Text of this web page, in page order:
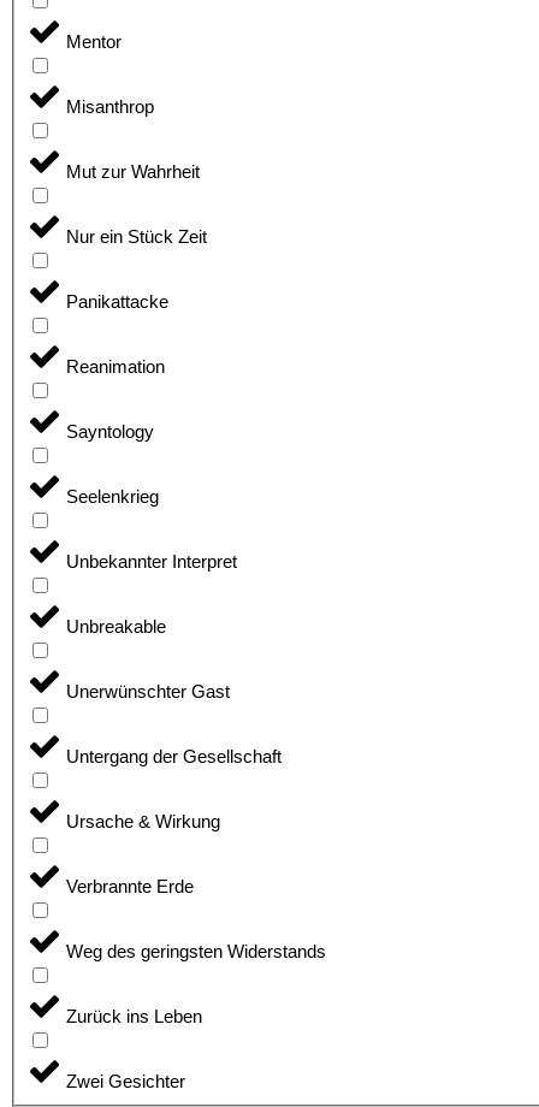
Mentor
Misanthrop
Mut zur Wahrheit
Nur ein Stück Zeit
Panikattacke
Reanimation
Sayntology
Seelenkrieg
Unbekannter Interpret
Unbreakable
Unerwünschter Gast
Untergang der Gesellschaft
Ursache & Wirkung
Verbrannte Erde
Weg des geringsten Widerstands
Zurück ins Leben
Zwei Gesichter